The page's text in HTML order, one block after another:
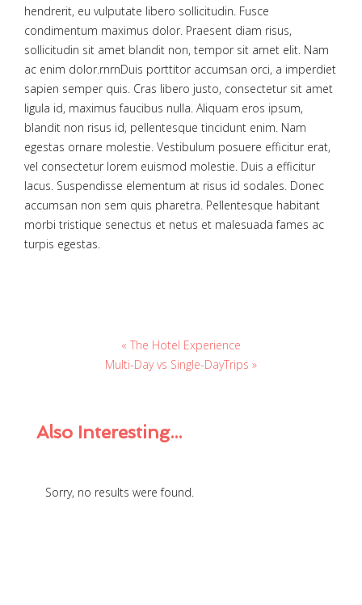
hendrerit, eu vulputate libero sollicitudin. Fusce
condimentum maximus dolor. Praesent diam risus,
sollicitudin sit amet blandit non, tempor sit amet elit. Nam
ac enim dolor.rnrnDuis porttitor accumsan orci, a imperdiet
sapien semper quis. Cras libero justo, consectetur sit amet
ligula id, maximus faucibus nulla. Aliquam eros ipsum,
blandit non risus id, pellentesque tincidunt enim. Nam
egestas ornare molestie. Vestibulum posuere efficitur erat,
vel consectetur lorem euismod molestie. Duis a efficitur
lacus. Suspendisse elementum at risus id sodales. Donec
accumsan non sem quis pharetra. Pellentesque habitant
morbi tristique senectus et netus et malesuada fames ac
turpis egestas.
« The Hotel Experience
Multi-Day vs Single-DayTrips »
Also Interesting...
Sorry, no results were found.